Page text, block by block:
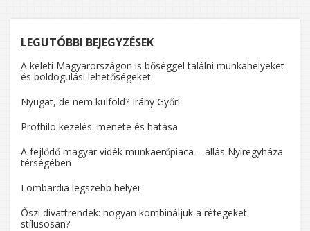
LEGUTÓBBI BEJEGYZÉSEK
A keleti Magyarországon is bőséggel találni munkahelyeket
és boldogulási lehetőségeket
Nyugat, de nem külföld? Irány Győr!
Profhilo kezelés: menete és hatása
A fejlődő magyar vidék munkaerőpiaca – állás Nyíregyháza
térségében
Lombardia legszebb helyei
Őszi divattrendek: hogyan kombináljuk a rétegeket
stílusosan?